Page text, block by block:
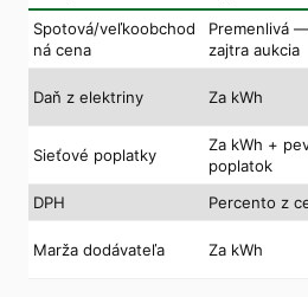
Spotová/veľkoobchod
ná cena
Premenlivá
zajtra aukcia
Daň z elektriny Za kWh
Sieťové poplatky
Za kWh +
poplatok
DPH
Percento z
Marža dodávateľa Za kWh